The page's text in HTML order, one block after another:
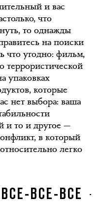
и вас
что
то однажды
на поиски
что угодно: фильм,
террористической
упаковках
которые
нет выбора: ваша
и то и другое —
в который
легко
ВСЕ-ВСЕ